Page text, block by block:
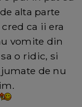
alta parte
ca ii era
vomite din
o ridic, si
de nu